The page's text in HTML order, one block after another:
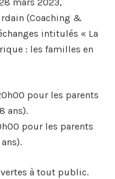
mars 2023,
(Coaching &
intitulés « La
: les familles en
pour les parents
ans).
pour les parents
à tout public.